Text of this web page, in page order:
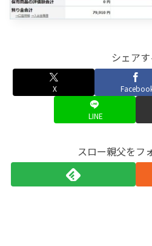
シェアす
X
LINE
スロー親父をフ